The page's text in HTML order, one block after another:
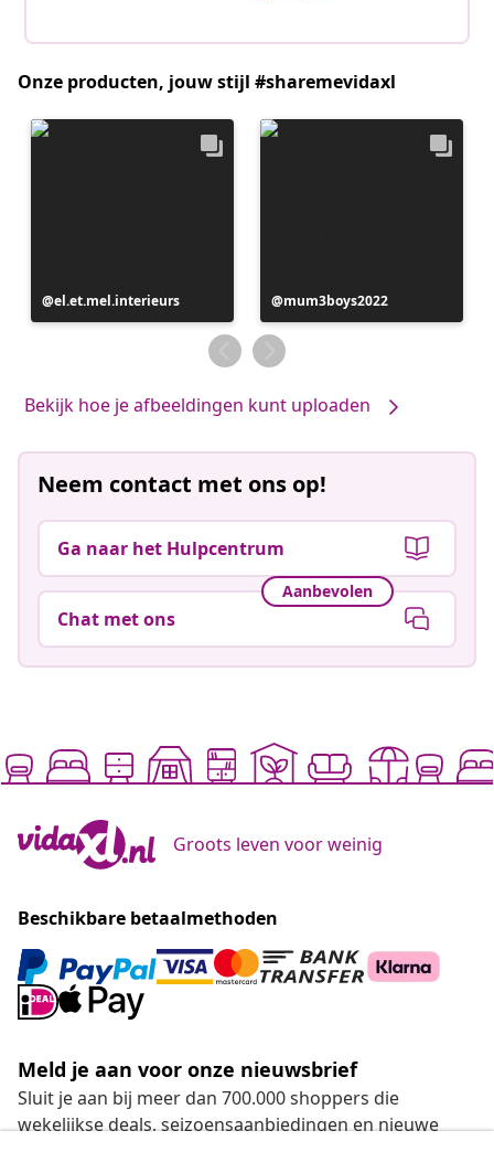
Onze producten, jouw stijl #sharemevidaxl
Bericht
gepubliceerd
el.et.mel.interieurs
Bericht
gepubliceerd
door
mum3boys2022
Bekijk hoe je afbeeldingen kunt uploaden
Neem contact met ons op!
Ga naar het Hulpcentrum
Aanbevolen
Chat met ons
Groots leven voor weinig
Beschikbare betaalmethoden
Meld je aan voor onze nieuwsbrief
Sluit je aan bij meer dan 700.000 shoppers die
wekelijkse deals, seizoensaanbiedingen en nieuwe